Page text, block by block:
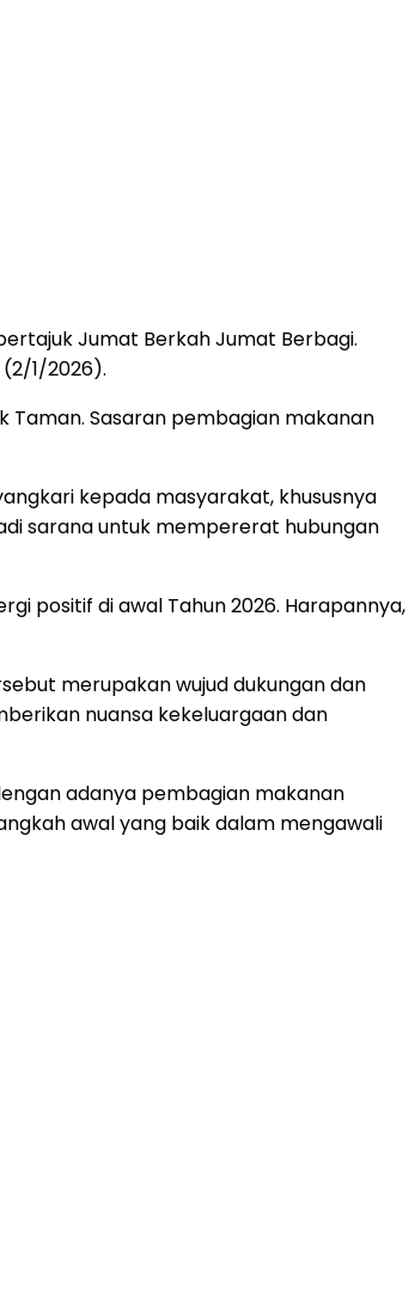
Jumat Berkah Jumat Berbagi.
1/2026).
Taman. Sasaran pembagian makanan
kepada masyarakat, khususnya
sarana untuk mempererat hubungan
positif di awal Tahun 2026. Harapannya,
merupakan wujud dukungan dan
nuansa kekeluargaan dan
adanya pembagian makanan
awal yang baik dalam mengawali